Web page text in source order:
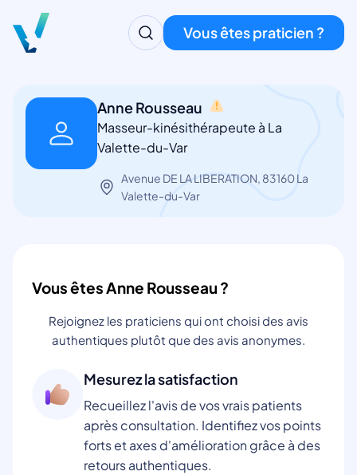
Vous êtes praticien ?
Anne Rousseau
Masseur-kinésithérapeute à La
Valette-du-Var
Avenue DE LA LIBERATION, 83160 La
Valette-du-Var
Vous êtes Anne Rousseau ?
Rejoignez les praticiens qui ont choisi des avis
authentiques plutôt que des avis anonymes.
Mesurez la satisfaction
Recueillez l'avis de vos vrais patients
après consultation. Identifiez vos points
forts et axes d'amélioration grâce à des
retours authentiques.